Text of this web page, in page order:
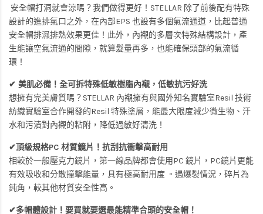
安全帽打洞就會涼嗎？我們做得更好！STELLAR 除了前後配有特殊
設計的進排氣口之外，在內部EPS 也設有多個氣流通道，比起普通
安全帽排濕排熱效果更佳！此外，內襯的多層次特殊結構設計，產
生能讓空氣流通的間隙，就算髮量再多，也能確保頭部的氣流循
環！
✔ 美肌必備！全可拆特殊低敏樹脂內襯，低敏抗污好洗
想擁有完美膚質嗎？STELLAR 內襯擁有與國外知名實驗室Resil 技術
紡織實驗室合作開發的Resil 特殊塗層，能最大限度減少微生物、汗
水和污漬對內襯的粘附，降低過敏好清洗！
✔頂級規格PC 材質鏡片！抗刮抗衝擊高耐用
相較於一般壓克力鏡片，第一線品牌都會使用PC 鏡片，PC鏡片更能
有效吸收和分散撞擊能量，具有極高耐用度 。遇爆裂情況，碎片為
鈍角，較其他材質安全性高。
✔多帽體設計！要買就要選最能精準合頭的安全帽！